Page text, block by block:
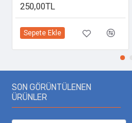
250,00TL
Sepete Ekle
SON GÖRÜNTÜLENEN
ÜRÜNLER